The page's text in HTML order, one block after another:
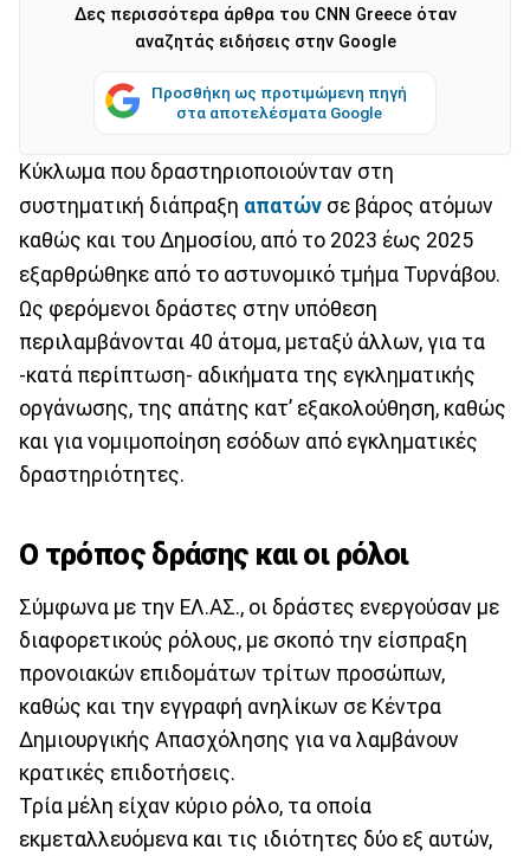
Δες περισσότερα άρθρα του CNN Greece όταν
αναζητάς ειδήσεις στην Google
Προσθήκη ως προτιμώμενη πηγή
στα αποτελέσματα Google
Κύκλωμα που δραστηριοποιούνταν στη
συστηματική διάπραξη απατών σε βάρος ατόμων
καθώς και του Δημοσίου, από το 2023 έως 2025
εξαρθρώθηκε από το αστυνομικό τμήμα Τυρνάβου.
Ως φερόμενοι δράστες στην υπόθεση
περιλαμβάνονται 40 άτομα, μεταξύ άλλων, για τα
-κατά περίπτωση- αδικήματα της εγκληματικής
οργάνωσης, της απάτης κατ’ εξακολούθηση, καθώς
και για νομιμοποίηση εσόδων από εγκληματικές
δραστηριότητες.
Ο τρόπος δράσης και οι ρόλοι
Σύμφωνα με την ΕΛ.ΑΣ., οι δράστες ενεργούσαν με
διαφορετικούς ρόλους, με σκοπό την είσπραξη
προνοιακών επιδομάτων τρίτων προσώπων,
καθώς και την εγγραφή ανηλίκων σε Κέντρα
Δημιουργικής Απασχόλησης για να λαμβάνουν
κρατικές επιδοτήσεις.
Τρία μέλη είχαν κύριο ρόλο, τα οποία
εκμεταλλευόμενα και τις ιδιότητες δύο εξ αυτών,